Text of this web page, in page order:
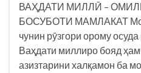
ВАҲДАТИ МИЛЛӢ –
БОСУБОТИ МАМЛАКАТ Мо
чунин рӯзгори орому
Ваҳдати миллиро бояд
азизтарини халқамон ба